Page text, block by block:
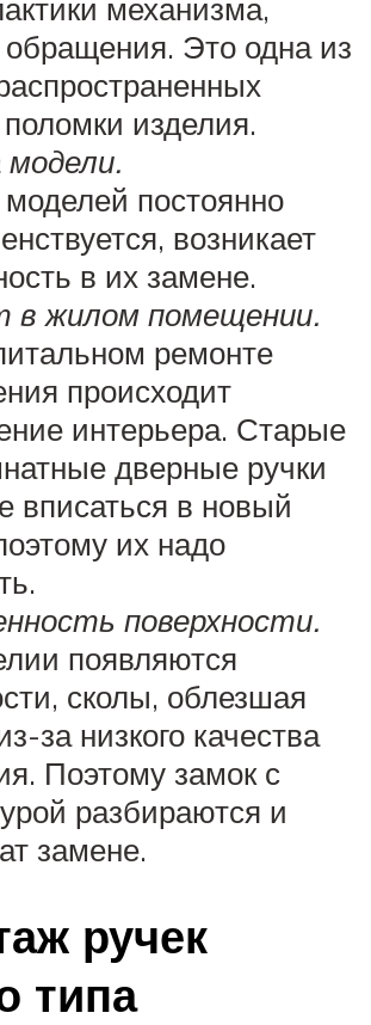
механизма,
обращения. Это одна из
изделия.
постоянно
возникает
в их замене.
в жилом помещении.
ремонте
происходит
интерьера. Старые
дверные ручки
вписаться в новый
их надо
поверхности.
появляются
сколы, облезшая
за низкого качества
Поэтому замок с
разбираются и
замене.
ручек
типа